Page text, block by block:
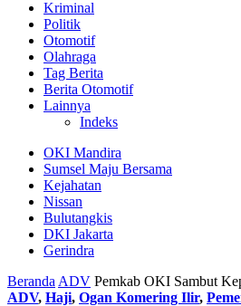
Kriminal
Politik
Otomotif
Olahraga
Tag Berita
Berita Otomotif
Lainnya
Indeks
OKI Mandira
Sumsel Maju Bersama
Kejahatan
Nissan
Bulutangkis
DKI Jakarta
Gerindra
Beranda ADV Pemkab OKI Sambut
ADV, Haji, Ogan Komering Ilir,